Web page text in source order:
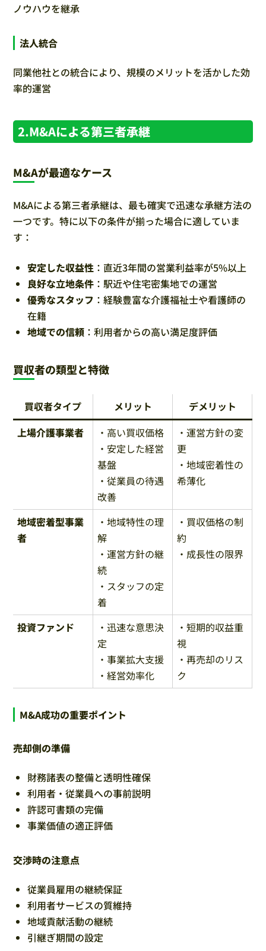
ノウハウを継承
法人統合
同業他社との統合により、規模のメリットを活かした効
率的運営
2.M&Aによる第三者承継
M&Aが最適なケース
M&Aによる第三者承継は、最も確実で迅速な承継方法の
一つです。特に以下の条件が揃った場合に適していま
す：
安定した収益性 ：直近3年間の営業利益率が5%以上
良好な立地条件 ：駅近や住宅密集地での運営
優秀なスタッフ ：経験豊富な介護福祉士や看護師の
在籍
地域での信頼 ：利用者からの高い満足度評価
買収者の類型と特徴
買収者タイプ メリット
デメリット
上場介護事業者
・高い買収価格
・安定した経営
基盤
・従業員の待遇
改善
・運営方針の変
更
・地域密着性の
希薄化
地域密着型事業
者
・地域特性の理
解
・運営方針の継
続
・スタッフの定
着
・買収価格の制
約
・成長性の限界
投資ファンド
・迅速な意思決
定
・事業拡大支援
・経営効率化
・短期的収益重
視
・再売却のリス
ク
M&A成功の重要ポイント
売却側の準備
財務諸表の整備と透明性確保
利用者・従業員への事前説明
許認可書類の完備
事業価値の適正評価
交渉時の注意点
従業員雇用の継続保証
利用者サービスの質維持
地域貢献活動の継続
引継ぎ期間の設定